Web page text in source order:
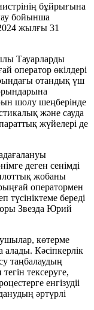
бұйрығына
бойынша
жылғы 31
Тауарларды
оператор өкілдері
отандық үш
шолу шеңберінде
және сауда
жүйелері де
деген сенімді
жобаны
оператормен
береді
Звезда Юрий
көтерме
Кәсіпкерлік
таңбалаудың
тексеруге,
енгізудіі
әртүрлі